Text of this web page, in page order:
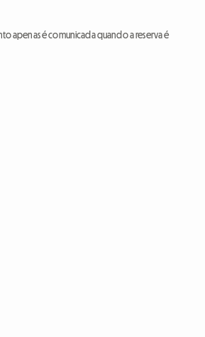
apenas é comunicada quando a reserva é